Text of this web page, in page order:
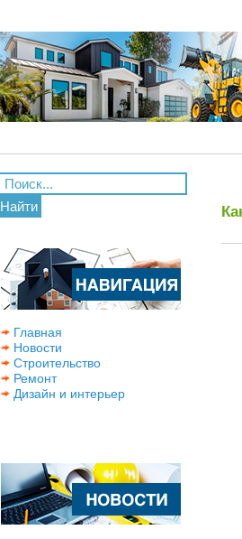
Найти
Главная
Новости
Строительство
Ремонт
Дизайн и интерьер